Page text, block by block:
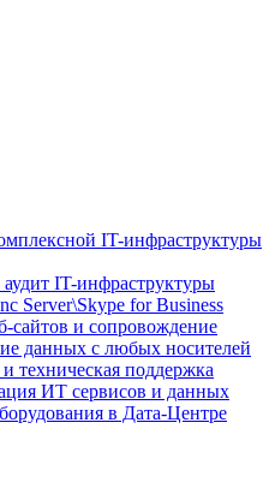
IT-инфраструктуры
IT-инфраструктуры
Server\Skype for Business
сайтов и сопровождение
данных с любых носителей
техническая поддержка
ИТ сервисов и данных
в Дата-Центре